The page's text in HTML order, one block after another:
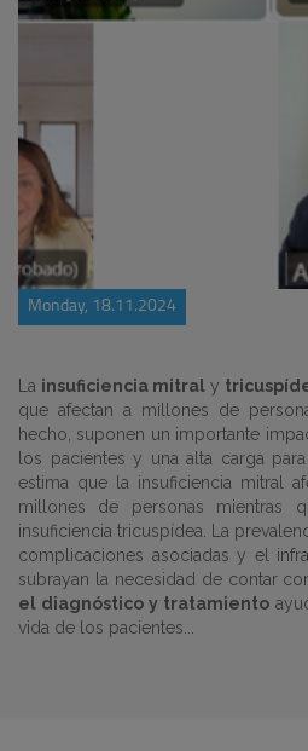
Monday, 18.11.2024
La insuficiencia mitral y
que afectan a millones de
hecho, suponen un importante
los pacientes y una alta carga
estima que la insuficiencia mitral
millones de personas mientras
insuficiencia tricuspídea. La
complicaciones asociadas y el
subrayan la necesidad de contar
el diagnóstico y tratamiento
vida de los pacientes...